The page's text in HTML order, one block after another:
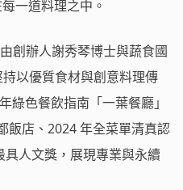
一道料理之中。
創辦人謝秀琴博士與蔬食國
以優質食材與創意料理傳
綠色餐飲指南「一葉餐廳」
飯店、2024 年全菜單清真認
人文獎，展現專業與永續